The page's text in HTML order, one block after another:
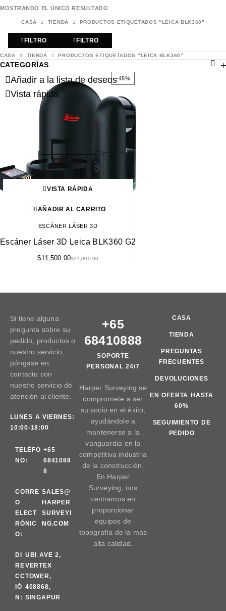
MOSTRANDO EL ÚNICO RESULTADO
CASA TIENDA PRODUCTOS ETIQUETADOS “LEICA BLK360”
FILTRO FILTRO
CASA TIENDA PRODUCTOS ETIQUETADOS “LEICA BLK360”
CATEGORÍAS
-45%
Añadir a la lista de deseos
Vista rápida
VISTA RÁPIDA
AÑADIR AL CARRITO
ESCÁNER LÁSER 3D
Escáner Láser 3D Leica BLK360 G2
$21,000.00
$11,500.00
Si tiene alguna
pregunta sobre su
pedido, productos o
nuestro servicio,
póngase en
contacto con
nuestro servicio de
atención al cliente.
LUNES A VIERNES:
10:00-18:00
TELÉFO
NO:
+65
6841088
8
CORRE
O
ELECT
RÓNIC
O:
SALES@
HARPER
SURVEYI
NG.COM
DI
RE
CC
IÓ
N:
UBI AVE 2,
VERTEX
TOWER,
408868,
SINGAPUR
+65
68410888
SOPORTE
PERSONAL 24/7
Harper Surveying se
compromete a ser
su socio en el éxito,
ayudándole a
mantenerse a la
vanguardia en la
competitiva industria
de la construcción.
En Harper
Surveying, nos
centramos en
proporcionar
equipos de
topografía de la más
alta calidad.
CASA
TIENDA
PREGUNTAS
FRECUENTES
DEVOLUCIONES
EN OFERTA HASTA
60%
SEGUIMIENTO DE
PEDIDO